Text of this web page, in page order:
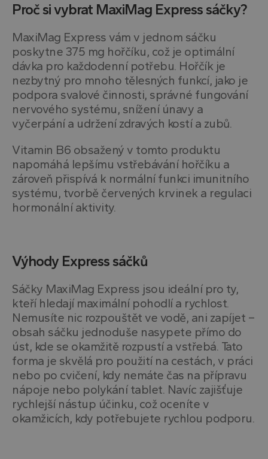
Proč si vybrat MaxiMag Express sáčky?
MaxiMag Express vám v jednom sáčku
poskytne 375 mg hořčíku, což je optimální
dávka pro každodenní potřebu. Hořčík je
nezbytný pro mnoho tělesných funkcí, jako je
podpora svalové činnosti, správné fungování
nervového systému, snížení únavy a
vyčerpání a udržení zdravých kostí a zubů.
Vitamin B6 obsažený v tomto produktu
napomáhá lepšímu vstřebávání hořčíku a
zároveň přispívá k normální funkci imunitního
systému, tvorbě červených krvinek a regulaci
hormonální aktivity.
Výhody Express sáčků
Sáčky MaxiMag Express jsou ideální pro ty,
kteří hledají maximální pohodlí a rychlost.
Nemusíte nic rozpouštět ve vodě, ani zapíjet –
obsah sáčku jednoduše nasypete přímo do
úst, kde se okamžitě rozpustí a vstřebá. Tato
forma je skvělá pro použití na cestách, v práci
nebo po cvičení, kdy nemáte čas na přípravu
nápoje nebo polykání tablet. Navíc zajišťuje
rychlejší nástup účinku, což oceníte v
okamžicích, kdy potřebujete rychlou podporu.